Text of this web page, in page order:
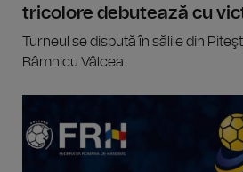
tricolore debutează cu
Turneul se dispută în sălile din
Râmnicu Vâlcea.